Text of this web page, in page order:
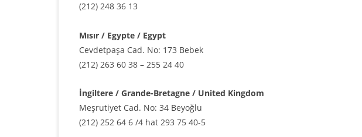
(212) 248 36 13
Mısır / Egypte / Egypt
Cevdetpaşa Cad. No: 173 Bebek
(212) 263 60 38 – 255 24 40
İngiltere / Grande-Bretagne / United Kingdom
Meşrutiyet Cad. No: 34 Beyoğlu
(212) 252 64 6 /4 hat 293 75 40-5